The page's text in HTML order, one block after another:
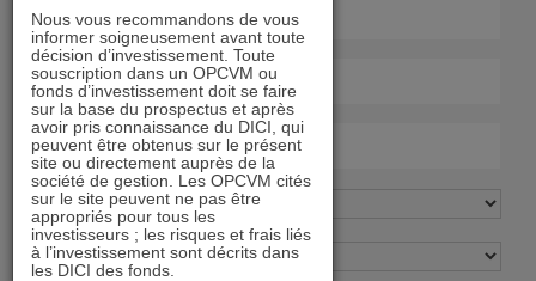
Nous vous recommandons de vous
informer soigneusement avant toute
décision d’investissement. Toute
souscription dans un OPCVM ou
fonds d’investissement doit se faire
sur la base du prospectus et après
avoir pris connaissance du DICI, qui
peuvent être obtenus sur le présent
site ou directement auprès de la
société de gestion. Les OPCVM cités
sur le site peuvent ne pas être
appropriés pour tous les
investisseurs ; les risques et frais liés
à l’investissement sont décrits dans
les DICI des fonds.